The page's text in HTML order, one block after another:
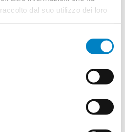
dal suo utilizzo dei loro